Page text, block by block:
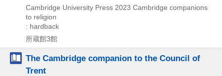
Cambridge University Press 2023 Cambridge companions
to religion
: hardback
所蔵館3館
The Cambridge companion to the Council of
Trent